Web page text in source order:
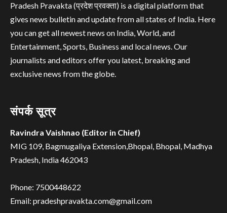
Pradesh Pravakta (प्रदेश प्रवक्ता) is a digital platform that
gives news bulletin and update from all states of India. Here
you can get all newest news on India, World, and
Entertainment, Sports, Business and local news. Our
journalists and editors offer you latest, breaking and
exclusive news from the globe.
संपर्क सूत्र
Ravindra Vaishnao (Editor in Chief)
MIG 109, Bagmugaliya Extension,Bhopal, Bhopal, Madhya
Pradesh, India 462043
Phone: 7500448622
Email: pradeshpravakta.com@gmail.com